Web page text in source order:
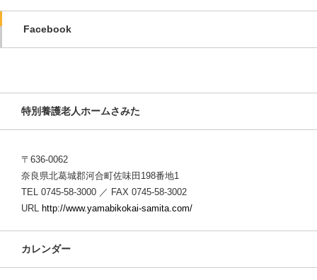
Facebook
特別養護老人ホームさみた
〒636-0062
奈良県北葛城郡河合町佐味田198番地1
TEL 0745-58-3000 ／ FAX 0745-58-3002
URL http://www.yamabikokai-samita.com/
カレンダー